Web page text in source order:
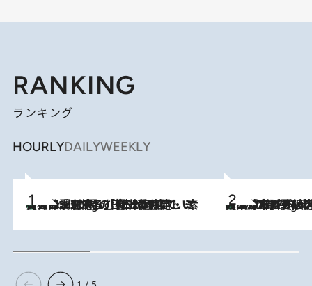
RANKING
ランキング
HOURLYDAILYWEEKLY
2 Hours Ago
【大分・別府】「今一番おいしい食材を調理する」1日2組限定・ミシュラン2ツ星の日本料理店で、素材と四季を愉しむ極上の時間 2 Hours Ago
《みずみずしい桃が丸ごと》東京の“あの有名洋菓子シェフ”の下で修業したパティシエが腕を振るう、珠玉の夏限定パフェを堪能！【大分市】